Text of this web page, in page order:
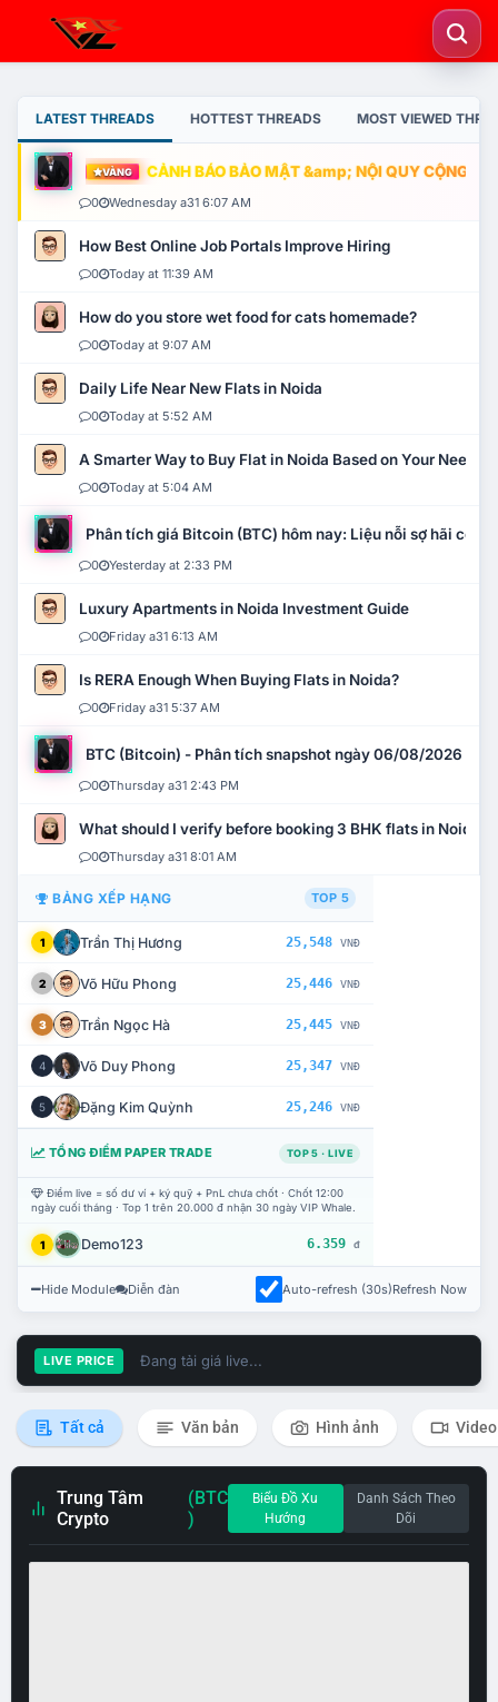
LATEST THREADS HOTTEST THREADS MOST VIEWED
VÀNG CẢNH BÁO BẢO MẬT &amp; NỘI QUY CỘNG
0 Wednesday a31 6:07 AM
How Best Online Job Portals Improve Hiring
0 Today at 11:39 AM
How do you store wet food for cats homemade?
0 Today at 9:07 AM
Daily Life Near New Flats in Noida
0 Today at 5:52 AM
A Smarter Way to Buy Flat in Noida Based on Your Needs
0 Today at 5:04 AM
Phân tích giá Bitcoin (BTC) hôm nay: Liệu nỗi sợ hãi có
0 Yesterday at 2:33 PM
Luxury Apartments in Noida Investment Guide
0 Friday a31 6:13 AM
Is RERA Enough When Buying Flats in Noida?
0 Friday a31 5:37 AM
BTC (Bitcoin) - Phân tích snapshot ngày 06/08/2026
0 Thursday a31 2:43 PM
What should I verify before booking 3 BHK flats in Noida?
0 Thursday a31 8:01 AM
BẢNG XẾP HẠNG TOP 5
1 Trần Thị Hương 25,548 VNĐ
2 Võ Hữu Phong 25,446 VNĐ
3 Trần Ngọc Hà 25,445 VNĐ
4 Võ Duy Phong 25,347 VNĐ
5 Đặng Kim Quỳnh 25,246 VNĐ
TỔNG ĐIỂM PAPER TRADE TOP 5 · LIVE
Điểm live = số dư ví + ký quỹ + PnL chưa chốt · Chốt 12:00
ngày cuối tháng · Top 1 trên 20.000 đ nhận 30 ngày VIP Whale.
1 Demo123 6.359 đ
Hide Module Diễn đàn Auto-refresh (30s)Refresh Now
LIVE PRICE Đang tải giá live...
Tất cả Văn bản Hình ảnh Video
Trung Tâm
Crypto
(BTC
)
Biểu Đồ Xu
Hướng
Danh Sách Theo
Dõi